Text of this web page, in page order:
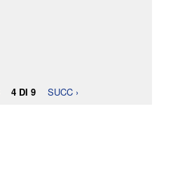
4 DI 9 SUCC ›